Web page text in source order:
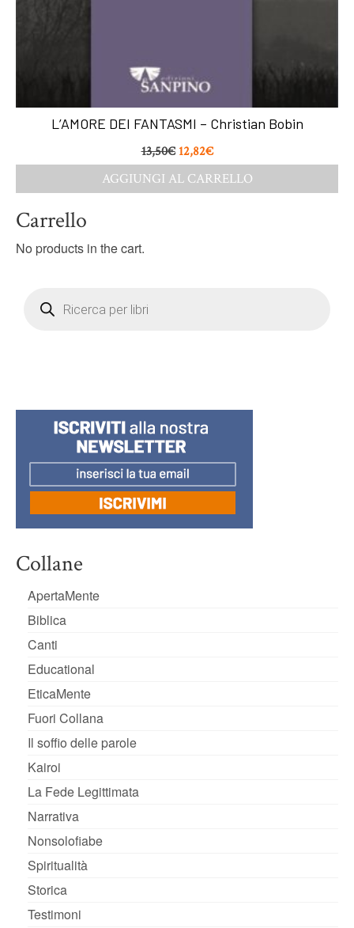
L’AMORE DEI FANTASMI – Christian Bobin
13,50€ 12,82€
AGGIUNGI AL CARRELLO
Carrello
No products in the cart.
search
Collane
ApertaMente
Biblica
Canti
Educational
EticaMente
Fuori Collana
Il soffio delle parole
Kairoi
La Fede Legittimata
Narrativa
Nonsolofiabe
Spiritualità
Storica
Testimoni